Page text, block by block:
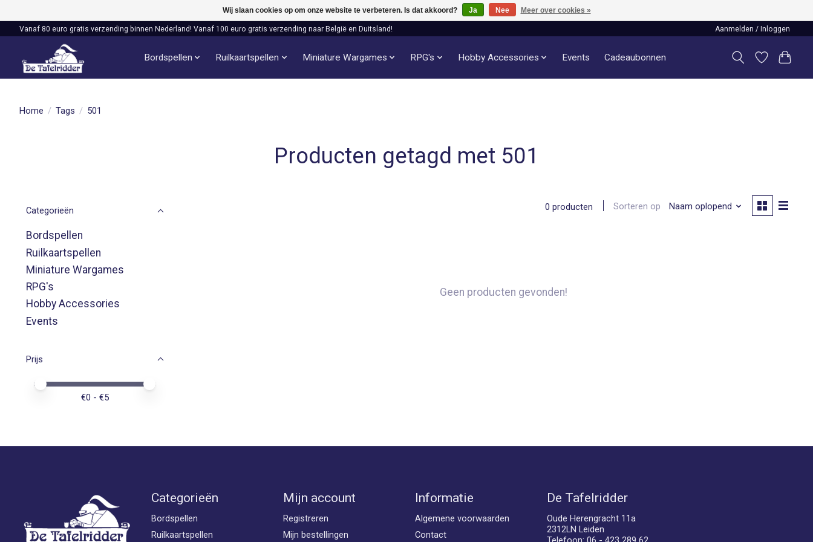
Vanaf 80 euro gratis verzending binnen Nederland! Vanaf 100 euro gratis verzending naar België en Duitsland! Aanmelden / Inloggen
Bordspellen Ruilkaartspellen Miniature Wargames RPG's Hobby Accessories Events Cadeaubonnen
Home / Tags / 501
Producten getagd met 501
Categorieën
Bordspellen
Ruilkaartspellen
Miniature Wargames
RPG's
Hobby Accessories
Events
Prijs
Minimale prijswaarde
Price maximum value
€0 - €5
0 producten Sorteren op Naam oplopend
Geen producten gevonden!
Categorieën
Bordspellen
Ruilkaartspellen
Mijn account
Registreren
Mijn bestellingen
Informatie
Algemene voorwaarden
Contact
De Tafelridder
Oude Herengracht 11a
2312LN Leiden
Wij slaan cookies op om onze website te verbeteren. Is dat akkoord? Ja Nee Meer over cookies »